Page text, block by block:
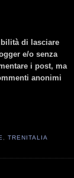
di lasciare
e/o senza
i post, ma
anonimi
TRENITALIA